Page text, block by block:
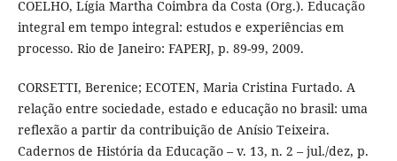
COELHO, Lígia Martha Coimbra da Costa (Org.). Educação
integral em tempo integral: estudos e experiências em
processo. Rio de Janeiro: FAPERJ, p. 89-99, 2009.
CORSETTI, Berenice; ECOTEN, Maria Cristina Furtado. A
relação entre sociedade, estado e educação no brasil: uma
reflexão a partir da contribuição de Anísio Teixeira.
Cadernos de História da Educação – v. 13, n. 2 – jul./dez, p.